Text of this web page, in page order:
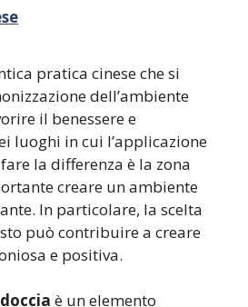
pratica cinese che si
dell’ambiente
il benessere e
luoghi in cui l’applicazione
la differenza è la zona
creare un ambiente
In particolare, la scelta
può contribuire a creare
e positiva.
è un elemento